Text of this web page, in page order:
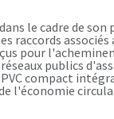
le cadre de
raccords associés
pour
réseaux publics
compact
l'économie